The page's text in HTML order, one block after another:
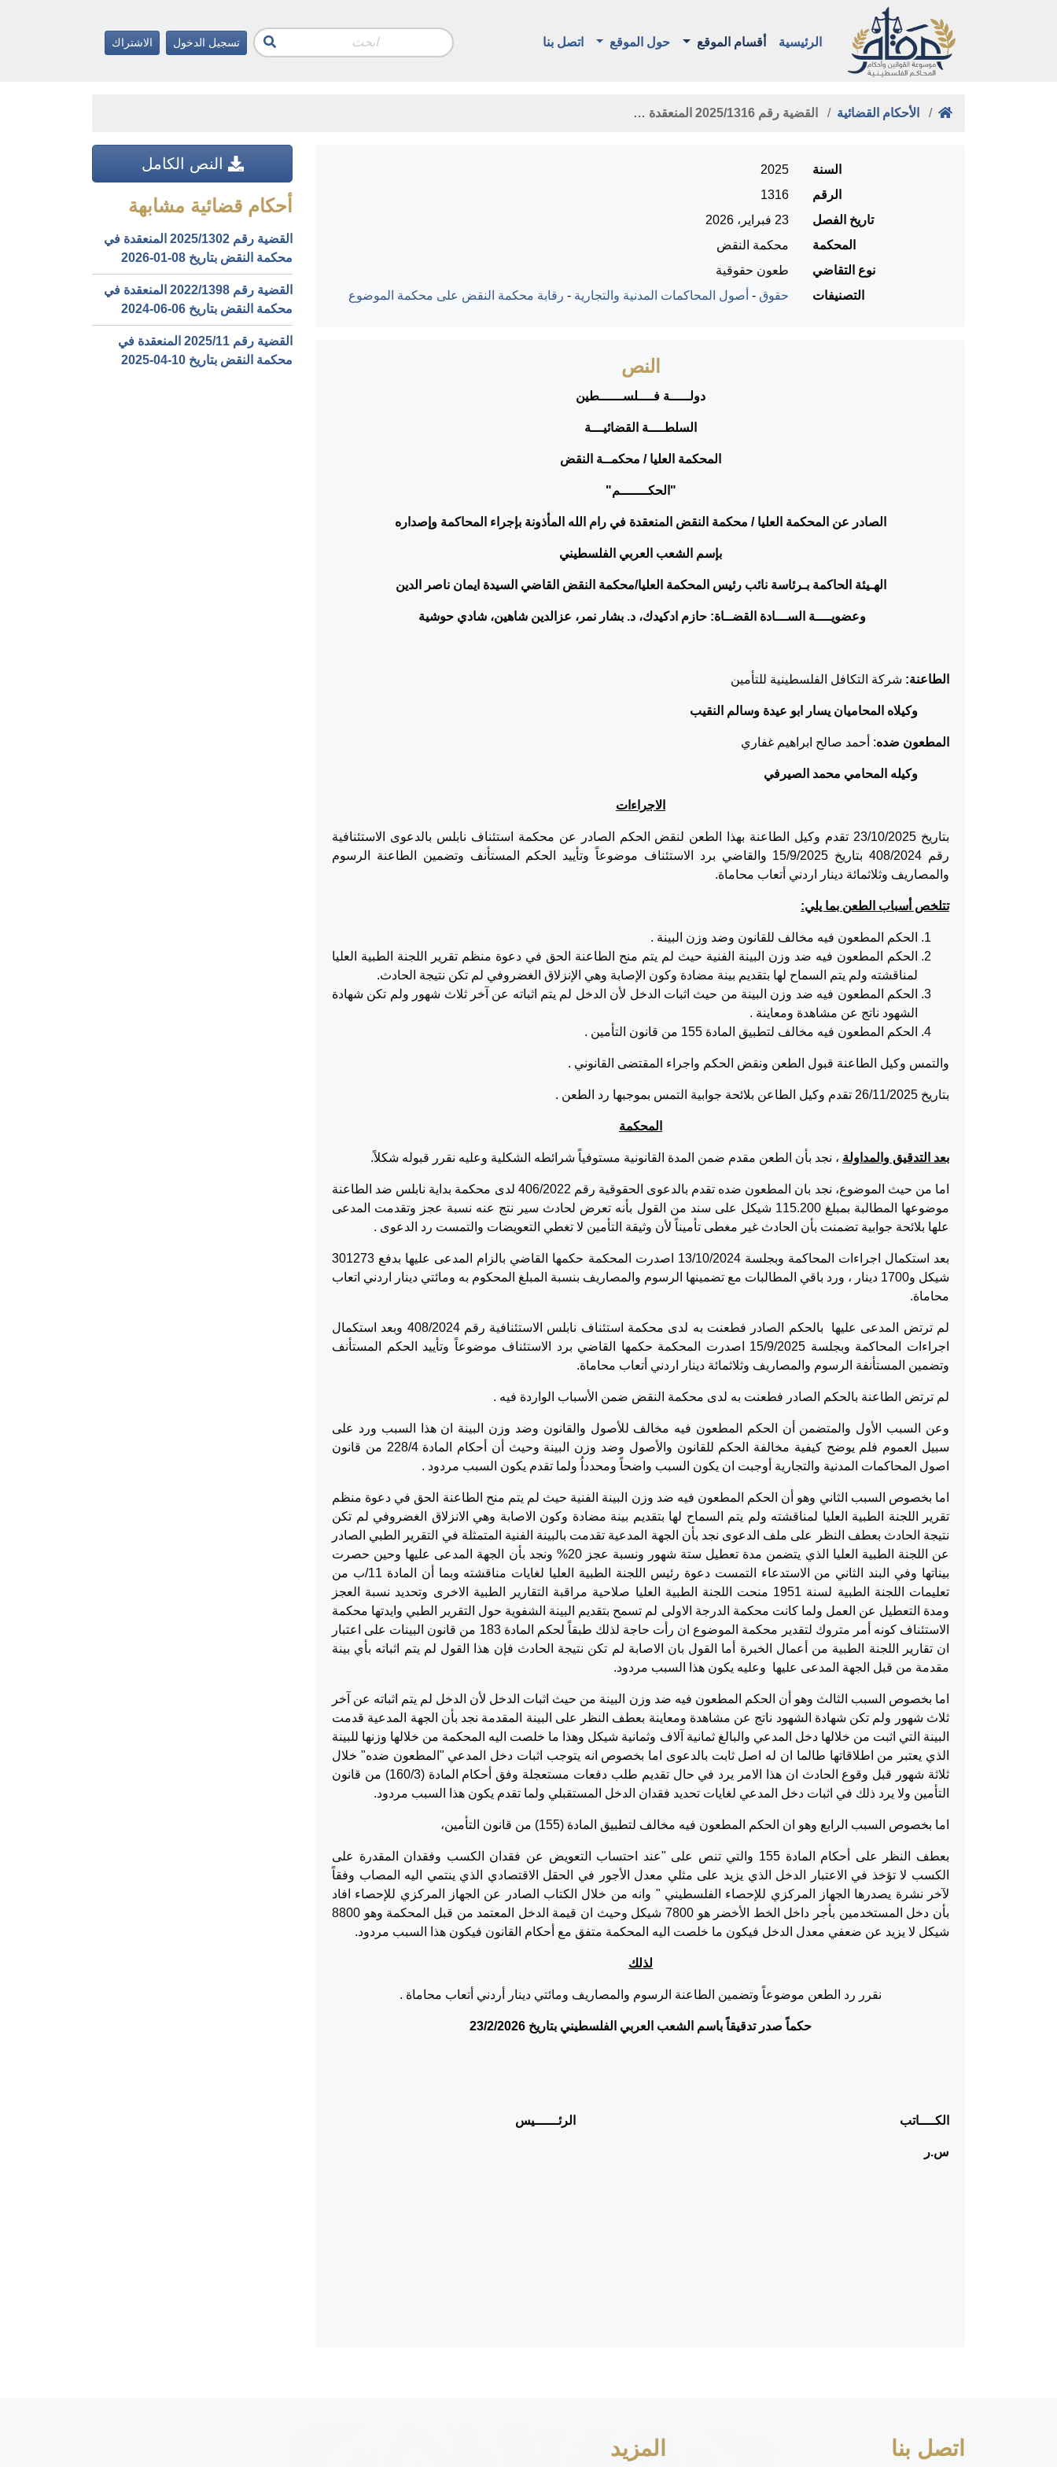
الرئيسية أقسام الموقع حول الموقع اتصل بنا تسجيل الدخول الاشتراك
الأحكام القضائية القضية رقم ‎1316‏/‎2025‏ المنعقدة …
السنة
2025
الرقم
1316
تاريخ الفصل
23 فبراير، 2026
المحكمة
محكمة النقض
نوع التقاضي
طعون حقوقية
التصنيفات
حقوق - أصول المحاكمات المدنية والتجارية - رقابة محكمة النقض على محكمة الموضوع
النص
دولـــــة فــــلســــــطين
السلطــــة القضائيـــة
المحكمة العليا / محكمــة النقض
"الحكـــــــم"
الصادر عن المحكمة العليا / محكمة النقض المنعقدة في رام الله المأذونة بإجراء المحاكمة وإصداره
بإسم الشعب العربي الفلسطيني
الهـيئة الحاكمة بـرئاسة نائب رئيس المحكمة العليا/محكمة النقض القاضي السيدة ايمان ناصر الدين
وعضويــــة الســـادة القضــاة: حازم ادكيدك، د. بشار نمر، عزالدين شاهين، شادي حوشية
الطاعنة: شركة التكافل الفلسطينية للتأمين
وكيلاه المحاميان يسار ابو عيدة وسالم النقيب
المطعون ضده: أحمد صالح ابراهيم غفاري
وكيله المحامي محمد الصيرفي
الاجراءات
بتاريخ 23/10/2025 تقدم وكيل الطاعنة بهذا الطعن لنقض الحكم الصادر عن محكمة استئناف نابلس بالدعوى الاستئنافية
رقم 408/2024 بتاريخ 15/9/2025 والقاضي برد الاستئناف موضوعاً وتأييد الحكم المستأنف وتضمين الطاعنة الرسوم
والمصاريف وثلاثمائة دينار اردني أتعاب محاماة.
تتلخص أسباب الطعن بما يلي:
الحكم المطعون فيه مخالف للقانون وضد وزن البينة .
الحكم المطعون فيه ضد وزن البينة الفنية حيث لم يتم منح الطاعنة الحق في دعوة منظم تقرير اللجنة الطبية العليا
لمناقشته ولم يتم السماح لها بتقديم بينة مضادة وكون الإصابة وهي الإنزلاق الغضروفي لم تكن نتيجة الحادث.
الحكم المطعون فيه ضد وزن البينة من حيث اثبات الدخل لأن الدخل لم يتم اثباته عن آخر ثلاث شهور ولم تكن شهادة
الشهود ناتج عن مشاهدة ومعاينة .
الحكم المطعون فيه مخالف لتطبيق المادة 155 من قانون التأمين .
والتمس وكيل الطاعنة قبول الطعن ونقض الحكم واجراء المقتضى القانوني .
بتاريخ 26/11/2025 تقدم وكيل الطاعن بلائحة جوابية التمس بموجبها رد الطعن .
المحكمة
بعد التدقيق والمداولة ، نجد بأن الطعن مقدم ضمن المدة القانونية مستوفياً شرائطه الشكلية وعليه نقرر قبوله شكلاً.
اما من حيث الموضوع، نجد بان المطعون ضده تقدم بالدعوى الحقوقية رقم 406/2022 لدى محكمة بداية نابلس ضد الطاعنة
موضوعها المطالبة بمبلغ 115.200 شيكل على سند من القول بأنه تعرض لحادث سير نتج عنه نسبة عجز وتقدمت المدعى
علها بلائحة جوابية تضمنت بأن الحادث غير مغطى تأميناً لأن وثيقة التأمين لا تغطي التعويضات والتمست رد الدعوى .
بعد استكمال اجراءات المحاكمة وبجلسة 13/10/2024 اصدرت المحكمة حكمها القاضي بالزام المدعى عليها بدفع 301273
شيكل و1700 دينار ، ورد باقي المطالبات مع تضمينها الرسوم والمصاريف بنسبة المبلغ المحكوم به ومائتي دينار اردني اتعاب
محاماة.
لم ترتض المدعى عليها بالحكم الصادر فطعنت به لدى محكمة استئناف نابلس الاستئنافية رقم 408/2024 وبعد استكمال
اجراءات المحاكمة وبجلسة 15/9/2025 اصدرت المحكمة حكمها القاضي برد الاستئناف موضوعاً وتأييد الحكم المستأنف
وتضمين المستأنفة الرسوم والمصاريف وثلاثمائة دينار اردني أتعاب محاماة.
لم ترتض الطاعنة بالحكم الصادر فطعنت به لدى محكمة النقض ضمن الأسباب الواردة فيه .
وعن السبب الأول والمتضمن أن الحكم المطعون فيه مخالف للأصول والقانون وضد وزن البينة ان هذا السبب ورد على
سبيل العموم فلم يوضح كيفية مخالفة الحكم للقانون والأصول وضد وزن البينة وحيث أن أحكام المادة 228/4 من قانون
اصول المحاكمات المدنية والتجارية أوجبت ان يكون السبب واضحاً ومحدداُ ولما تقدم يكون السبب مردود .
اما بخصوص السبب الثاني وهو أن الحكم المطعون فيه ضد وزن البينة الفنية حيث لم يتم منح الطاعنة الحق في دعوة منظم
تقرير اللجنة الطبية العليا لمناقشته ولم يتم السماح لها بتقديم بينة مضادة وكون الاصابة وهي الانزلاق الغضروفي لم تكن
نتيجة الحادث بعطف النظر على ملف الدعوى نجد بأن الجهة المدعية تقدمت بالبينة الفنية المتمثلة في التقرير الطبي الصادر
عن اللجنة الطبية العليا الذي يتضمن مدة تعطيل ستة شهور ونسبة عجز 20% ونجد بأن الجهة المدعى عليها وحين حصرت
بيناتها وفي البند الثاني من الاستدعاء التمست دعوة رئيس اللجنة الطبية العليا لغايات مناقشته وبما أن المادة 11/ب من
تعليمات اللجنة الطبية لسنة 1951 منحت اللجنة الطبية العليا صلاحية مراقبة التقارير الطبية الاخرى وتحديد نسبة العجز
ومدة التعطيل عن العمل ولما كانت محكمة الدرجة الاولى لم تسمح بتقديم البينة الشفوية حول التقرير الطبي وايدتها محكمة
الاستئناف كونه أمر متروك لتقدير محكمة الموضوع ان رأت حاجة لذلك طبقاً لحكم المادة 183 من قانون البينات على اعتبار
ان تقارير اللجنة الطبية من أعمال الخبرة أما القول بان الاصابة لم تكن نتيجة الحادث فإن هذا القول لم يتم اثباته بأي بينة
مقدمة من قبل الجهة المدعى عليها وعليه يكون هذا السبب مردود.
اما بخصوص السبب الثالث وهو أن الحكم المطعون فيه ضد وزن البينة من حيث اثبات الدخل لأن الدخل لم يتم اثباته عن آخر
ثلاث شهور ولم تكن شهادة الشهود ناتج عن مشاهدة ومعاينة بعطف النظر على البينة المقدمة نجد بأن الجهة المدعية قدمت
البينة التي اثبت من خلالها دخل المدعي والبالغ ثمانية آلاف وثمانية شيكل وهذا ما خلصت اليه المحكمة من خلالها وزنها للبينة
الذي يعتبر من اطلاقاتها طالما ان له اصل ثابت بالدعوى اما بخصوص انه يتوجب اثبات دخل المدعي "المطعون ضده" خلال
ثلاثة شهور قبل وقوع الحادث ان هذا الامر يرد في حال تقديم طلب دفعات مستعجلة وفق أحكام المادة (160/3) من قانون
التأمين ولا يرد ذلك في اثبات دخل المدعي لغايات تحديد فقدان الدخل المستقبلي ولما تقدم يكون هذا السبب مردود.
اما بخصوص السبب الرابع وهو ان الحكم المطعون فيه مخالف لتطبيق المادة (155) من قانون التأمين،
بعطف النظر على أحكام المادة 155 والتي تنص على "عند احتساب التعويض عن فقدان الكسب وفقدان المقدرة على
الكسب لا تؤخذ في الاعتبار الدخل الذي يزيد على مثلي معدل الأجور في الحقل الاقتصادي الذي ينتمي اليه المصاب وفقاً
لآخر نشرة يصدرها الجهاز المركزي للإحصاء الفلسطيني " وانه من خلال الكتاب الصادر عن الجهاز المركزي للإحصاء افاد
بأن دخل المستخدمين بأجر داخل الخط الأخضر هو 7800 شيكل وحيث ان قيمة الدخل المعتمد من قبل المحكمة وهو 8800
شيكل لا يزيد عن ضعفي معدل الدخل فيكون ما خلصت اليه المحكمة متفق مع أحكام القانون فيكون هذا السبب مردود.
لذلك
نقرر رد الطعن موضوعاً وتضمين الطاعنة الرسوم والمصاريف ومائتي دينار أردني أتعاب محاماة .
حكماً صدر تدقيقاً باسم الشعب العربي الفلسطيني بتاريخ 23/2/2026
الكــــاتب الرئــــــيس
س.ر
النص الكامل
أحكام قضائية مشابهة
القضية رقم ‎1302‏/‎2025‏ المنعقدة في
محكمة النقض بتاريخ ‎2026-01-08‏
القضية رقم ‎1398‏/‎2022‏ المنعقدة في
محكمة النقض بتاريخ ‎2024-06-06‏
القضية رقم ‎11‏/‎2025‏ المنعقدة في
محكمة النقض بتاريخ ‎2025-04-10‏
اتصل بنا المزيد